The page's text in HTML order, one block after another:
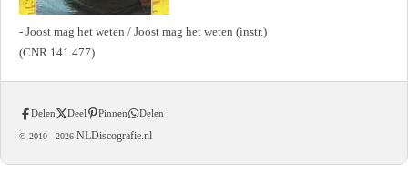
- Joost mag het weten / Joost mag het weten (instr.)
(CNR 141 477)
Delen Deel Pinnen Delen
© 2010 - 2026 NLDiscografie.nl